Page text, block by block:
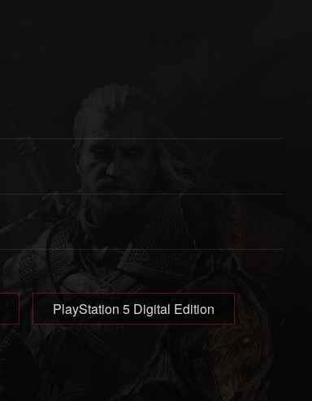
PlayStation 5 Digital Edition